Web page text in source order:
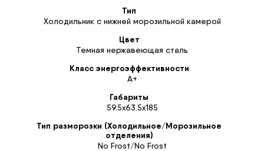
Тип
Холодильник с нижней морозильной камерой
Цвет
Темная нержавеющая сталь
Класс энергоэффективности
А+
Габариты
59.5х63.5х185
Тип разморозки (Холодильное/Морозильное
отделения)
No Frost/No Frost